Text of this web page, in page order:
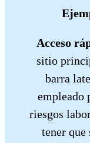
Acceso
sitio
barra
empleado
riesgos
tener que